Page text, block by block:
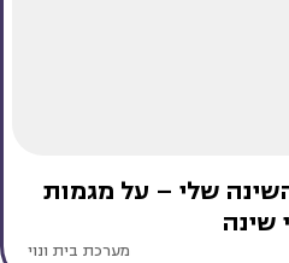
שלי – על מגמות
שינה
מערכת בית ונוי